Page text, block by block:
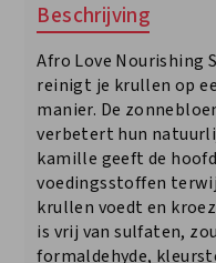
290ml
aantal
Beschrijving
Afro Love Nourishing
reinigt je krullen op
manier. De
verbetert hun
kamille geeft de
voedingsstoffen
krullen voedt en
is vrij van sulfaten,
formaldehyde,